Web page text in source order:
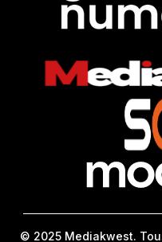
© 2025 Mediakwest.